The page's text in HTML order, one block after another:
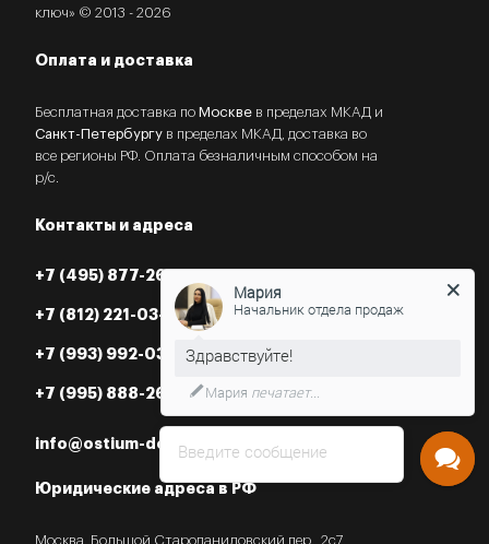
ключ» © 2013 - 2026
Оплата и доставка
Бесплатная доставка по Москве в пределах МКАД и
Санкт-Петербургу в пределах МКАД, доставка во
все регионы РФ. Оплата безналичным способом на
р/с.
Контакты и адреса
+7 (495) 877-26-87
+7 (812) 221-03-07
+7 (993) 992-03-07
+7 (995) 888-26-87
info@ostium-doors.ru
Юридические адреса в РФ
Москва, Большой Староданиловский пер., 2с7,
Введите сообщение
Мария
Начальник отдела продаж